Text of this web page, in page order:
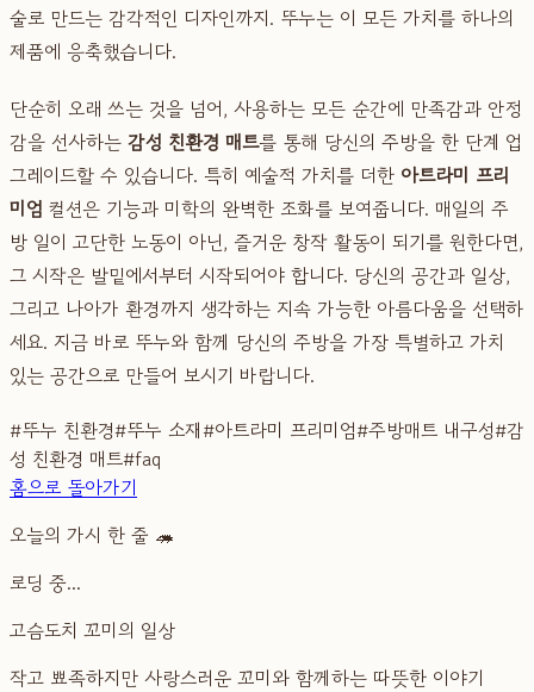
술로 만드는 감각적인 디자인까지. 뚜누는 이 모든 가치를 하나의
제품에 응축했습니다.
단순히 오래 쓰는 것을 넘어, 사용하는 모든 순간에 만족감과 안정
감을 선사하는 감성 친환경 매트를 통해 당신의 주방을 한 단계 업
그레이드할 수 있습니다. 특히 예술적 가치를 더한 아트라미 프리
미엄 컬션은 기능과 미학의 완벽한 조화를 보여줍니다. 매일의 주
방 일이 고단한 노동이 아닌, 즐거운 창작 활동이 되기를 원한다면,
그 시작은 발밑에서부터 시작되어야 합니다. 당신의 공간과 일상,
그리고 나아가 환경까지 생각하는 지속 가능한 아름다움을 선택하
세요. 지금 바로 뚜누와 함께 당신의 주방을 가장 특별하고 가치
있는 공간으로 만들어 보시기 바랍니다.
#뚜누 친환경#뚜누 소재#아트라미 프리미엄#주방매트 내구성#감
성 친환경 매트#faq
홈으로 돌아가기
오늘의 가시 한 줄 🦔
로딩 중...
고슴도치 꼬미의 일상
작고 뾰족하지만 사랑스러운 꼬미와 함께하는 따뜻한 이야기